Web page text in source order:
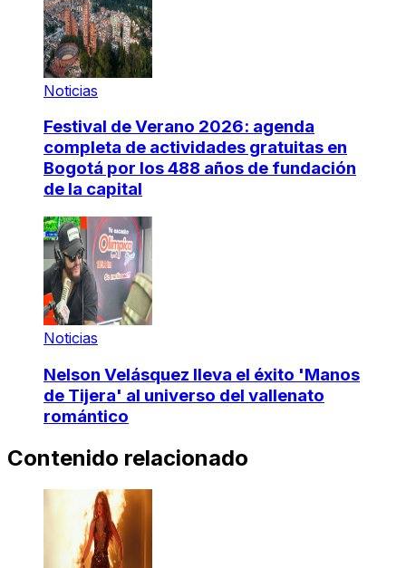
Noticias
Festival de Verano 2026: agenda
completa de actividades gratuitas en
Bogotá por los 488 años de fundación
de la capital
Noticias
Nelson Velásquez lleva el éxito 'Manos
de Tijera' al universo del vallenato
romántico
Contenido relacionado